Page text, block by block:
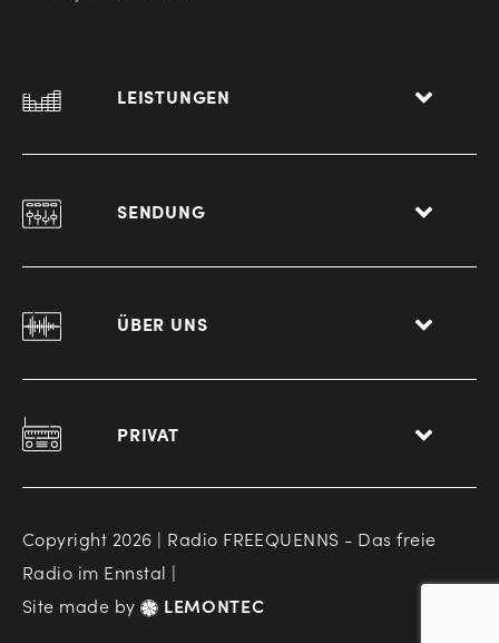
LEISTUNGEN
SENDUNG
ÜBER UNS
PRIVAT
Copyright 2026 | Radio FREEQUENNS - Das freie
Radio im Ennstal |
Site made by
LEMONTEC